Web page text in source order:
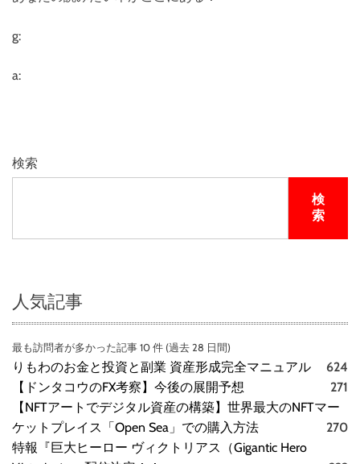
g:
a:
検索
検
索
人気記事
最も訪問者が多かった記事 10 件 (過去 28 日間)
りもわのお金と投資と副業 資産形成完全マニュアル
624
【ドンタコウのFX考察】今後の展開予想
271
【NFTアートでデジタル資産の構築】世界最大のNFTマー
ケットプレイス「Open Sea」での購入方法
270
特報『巨大ヒーロー ヴィクトリアス（Gigantic Hero